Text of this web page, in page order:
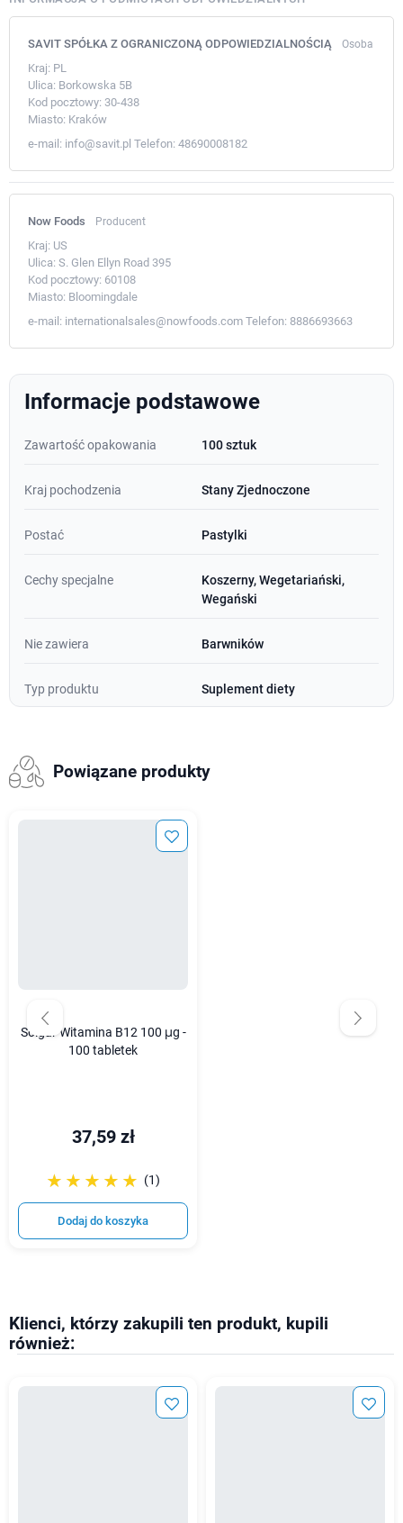
SAVIT SPÓŁKA Z OGRANICZONĄ ODPOWIEDZIALNOŚCIĄ Osoba
Kraj: PL
Ulica: Borkowska 5B
Kod pocztowy: 30-438
Miasto: Kraków
e-mail: info@savit.pl Telefon: 48690008182
Now Foods Producent
Kraj: US
Ulica: S. Glen Ellyn Road 395
Kod pocztowy: 60108
Miasto: Bloomingdale
e-mail: internationalsales@nowfoods.com Telefon: 8886693663
Informacje podstawowe
Zawartość opakowania 100 sztuk
Kraj pochodzenia Stany Zjednoczone
Postać Pastylki
Cechy specjalne
Koszerny, Wegetariański,
Wegański
Nie zawiera Barwników
Typ produktu Suplement diety
Powiązane produkty
Solgar Witamina B12 100 μg -
100 tabletek
37,59 zł
☆☆☆☆☆
★★★★★ (1)
Dodaj do koszyka
Klienci, którzy zakupili ten produkt, kupili
również: